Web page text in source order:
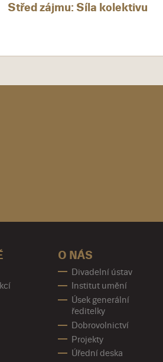
Střed zájmu: Síla kolektivu
O NÁS
Divadelní ústav
Institut umění
Úsek generální
ředitelky
Dobrovolnictví
Projekty
Úřední deska